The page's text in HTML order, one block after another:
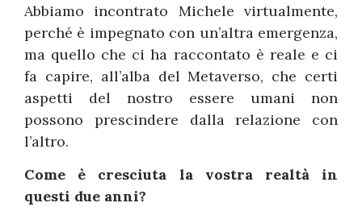
Abbiamo incontrato Michele virtualmente,
perché è impegnato con un’altra emergenza,
ma quello che ci ha raccontato è reale e ci
fa capire, all’alba del Metaverso, che certi
aspetti del nostro essere umani non
possono prescindere dalla relazione con
l’altro.
Come è cresciuta la vostra realtà in
questi due anni?